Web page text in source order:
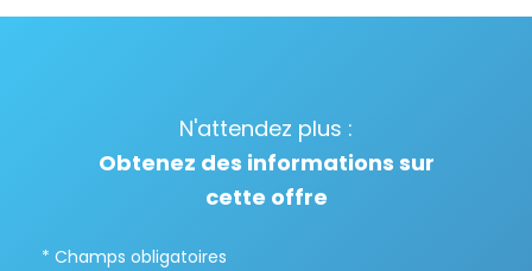
N'attendez plus :
Obtenez des informations sur
cette offre
* Champs obligatoires